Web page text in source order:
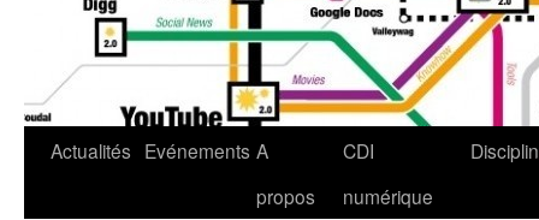
Actualités Evénements A
propos
CDI
numérique